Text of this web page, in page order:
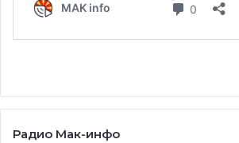
Радио Мак-инфо